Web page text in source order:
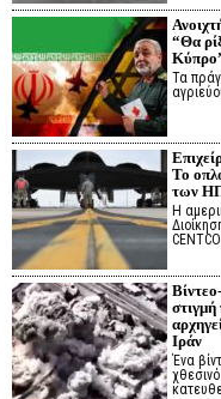
“Θα
Τα
Το
των
Η
Ιράν
Ένα